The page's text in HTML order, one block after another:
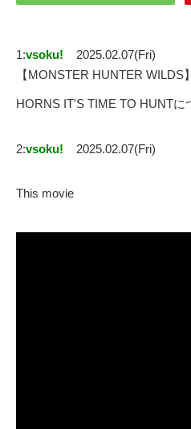
1:vsoku!
2025.02.07(Fri)
【MONSTER HUNTER
HORNS IT'S TIME TO HUNTに
2:vsoku! 2025.02.07(Fri)
This movie